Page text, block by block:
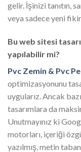
gelir. İşinizi tanıtın,
veya sadece yeni
Bu web sitesi
yapılabilir mi?
Pvc Zemin & Pvc
optimizasyonunu
uygularız. Ancak
tasarımlara da
Unutmayınız ki
motorları, içeriği
yazılmış, metin